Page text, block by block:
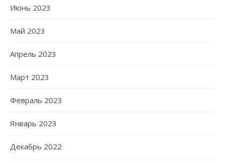
Июнь 2023
Май 2023
Апрель 2023
Март 2023
Февраль 2023
Январь 2023
Декабрь 2022